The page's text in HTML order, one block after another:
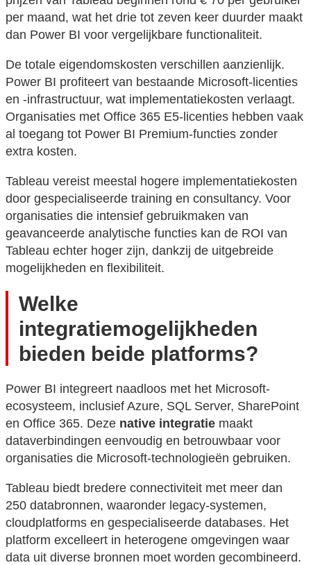
per maand, wat het drie tot zeven keer duurder maakt
dan Power BI voor vergelijkbare functionaliteit.
De totale eigendomskosten verschillen aanzienlijk.
Power BI profiteert van bestaande Microsoft-licenties
en -infrastructuur, wat implementatiekosten verlaagt.
Organisaties met Office 365 E5-licenties hebben vaak
al toegang tot Power BI Premium-functies zonder
extra kosten.
Tableau vereist meestal hogere implementatiekosten
door gespecialiseerde training en consultancy. Voor
organisaties die intensief gebruikmaken van
geavanceerde analytische functies kan de ROI van
Tableau echter hoger zijn, dankzij de uitgebreide
mogelijkheden en flexibiliteit.
Welke
integratiemogelijkheden
bieden beide platforms?
Power BI integreert naadloos met het Microsoft-
ecosysteem, inclusief Azure, SQL Server, SharePoint
en Office 365. Deze native integratie maakt
dataverbindingen eenvoudig en betrouwbaar voor
organisaties die Microsoft-technologieën gebruiken.
Tableau biedt bredere connectiviteit met meer dan
250 databronnen, waaronder legacy-systemen,
cloudplatforms en gespecialiseerde databases. Het
platform excelleert in heterogene omgevingen waar
data uit diverse bronnen moet worden gecombineerd.